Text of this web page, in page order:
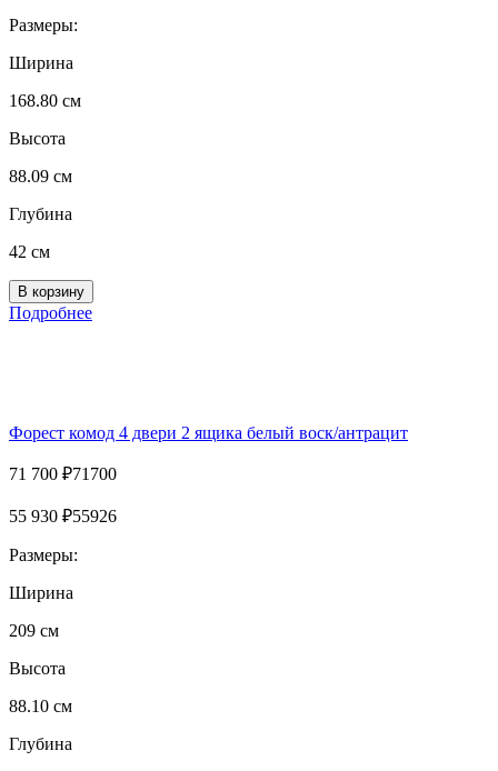
Размеры:
Ширина
168.80 см
Высота
88.09 см
Глубина
42 см
Подробнее
Форест комод 4 двери 2 ящика белый воск/антрацит
71 700 ₽71700
55 930 ₽55926
Размеры:
Ширина
209 см
Высота
88.10 см
Глубина